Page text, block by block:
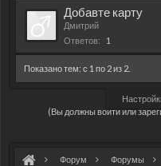
Добавте карту
Дмитрий
Ответов:
1
Показано тем: с 1 по 2 из 2.
(Вы должны войти или
Форум Форумы